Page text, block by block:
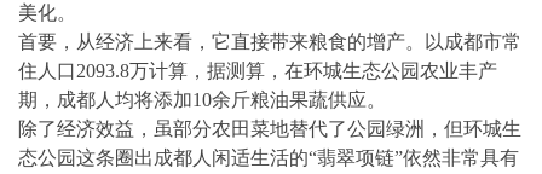
美化。
首要，从经济上来看，它直接带来粮食的增产。以成都市常
住人口2093.8万计算，据测算，在环城生态公园农业丰产
期，成都人均将添加10余斤粮油果蔬供应。
除了经济效益，虽部分农田菜地替代了公园绿洲，但环城生
态公园这条圈出成都人闲适生活的“翡翠项链”依然非常具有